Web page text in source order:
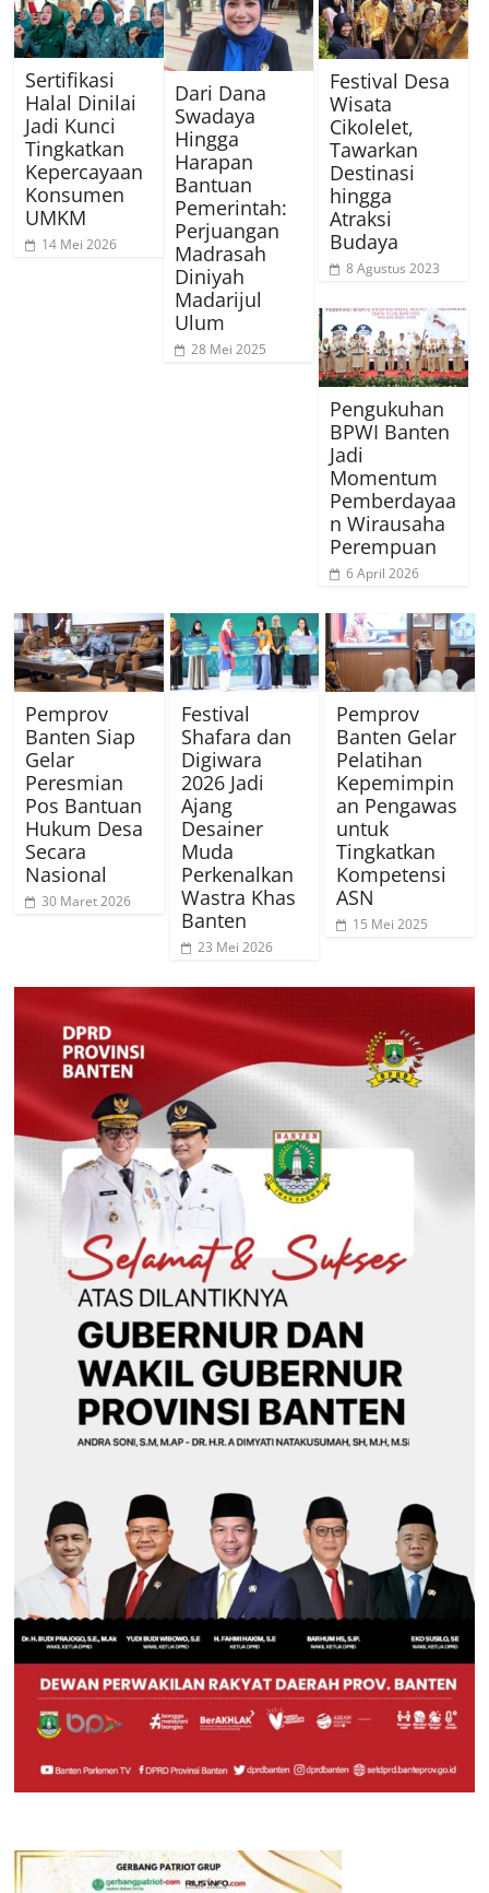
Sertifikasi
Halal Dinilai
Jadi Kunci
Tingkatkan
Kepercayaan
Konsumen
UMKM
14 Mei 2026
Dari Dana
Swadaya
Hingga
Harapan
Bantuan
Pemerintah:
Perjuangan
Madrasah
Diniyah
Madarijul
Ulum
28 Mei 2025
Festival Desa
Wisata
Cikolelet,
Tawarkan
Destinasi
hingga
Atraksi
Budaya
8 Agustus 2023
Pengukuhan
BPWI Banten
Jadi
Momentum
Pemberdayaa
n Wirausaha
Perempuan
6 April 2026
Pemprov
Banten Siap
Gelar
Peresmian
Pos Bantuan
Hukum Desa
Secara
Nasional
30 Maret 2026
Festival
Shafara dan
Digiwara
2026 Jadi
Ajang
Desainer
Muda
Perkenalkan
Wastra Khas
Banten
23 Mei 2026
Pemprov
Banten Gelar
Pelatihan
Kepemimpin
an Pengawas
untuk
Tingkatkan
Kompetensi
ASN
15 Mei 2025